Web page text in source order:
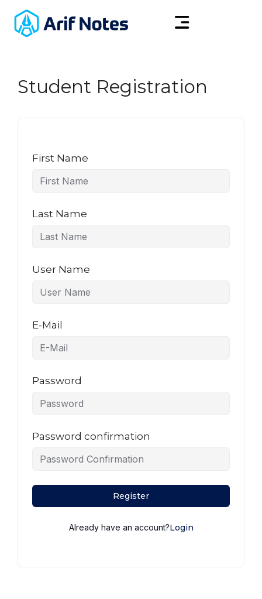
Student Registration
First Name
Last Name
User Name
E-Mail
Password
Password confirmation
Register
Already have an account?Login